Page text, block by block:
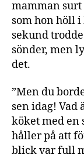
mamman
som hon höll
sekund
sönder, men
det.
”Men du
sen idag! Vad
köket med en
håller på att
blick var full